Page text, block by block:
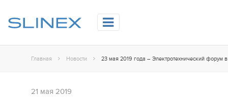
Главная Новости 23 мая 2019 года – Электротехнический форум
21 мая 2019